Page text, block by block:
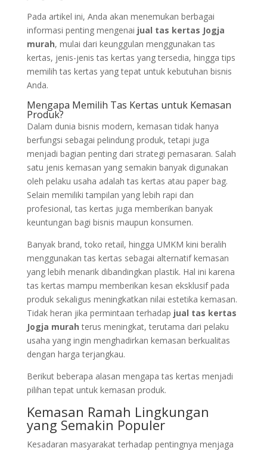
Pada artikel ini, Anda akan menemukan berbagai
informasi penting mengenai jual tas kertas Jogja
murah, mulai dari keunggulan menggunakan tas
kertas, jenis-jenis tas kertas yang tersedia, hingga tips
memilih tas kertas yang tepat untuk kebutuhan bisnis
Anda.
Mengapa Memilih Tas Kertas untuk Kemasan
Produk?
Dalam dunia bisnis modern, kemasan tidak hanya
berfungsi sebagai pelindung produk, tetapi juga
menjadi bagian penting dari strategi pemasaran. Salah
satu jenis kemasan yang semakin banyak digunakan
oleh pelaku usaha adalah tas kertas atau paper bag.
Selain memiliki tampilan yang lebih rapi dan
profesional, tas kertas juga memberikan banyak
keuntungan bagi bisnis maupun konsumen.
Banyak brand, toko retail, hingga UMKM kini beralih
menggunakan tas kertas sebagai alternatif kemasan
yang lebih menarik dibandingkan plastik. Hal ini karena
tas kertas mampu memberikan kesan eksklusif pada
produk sekaligus meningkatkan nilai estetika kemasan.
Tidak heran jika permintaan terhadap jual tas kertas
Jogja murah terus meningkat, terutama dari pelaku
usaha yang ingin menghadirkan kemasan berkualitas
dengan harga terjangkau.
Berikut beberapa alasan mengapa tas kertas menjadi
pilihan tepat untuk kemasan produk.
Kemasan Ramah Lingkungan
yang Semakin Populer
Kesadaran masyarakat terhadap pentingnya menjaga